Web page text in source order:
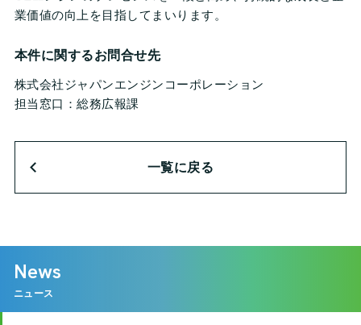
業価値の向上を目指してまいります。
本件に関するお問合せ先
株式会社ジャパンエンジンコーポレーション
担当窓口：総務広報課
一覧に戻る
News
ニュース